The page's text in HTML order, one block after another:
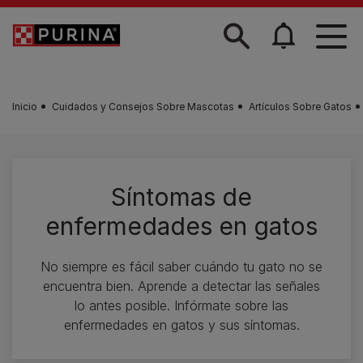
Skip to main content
Inicio Cuidados y Consejos Sobre Mascotas Artículos Sobre Gatos
Síntomas de
enfermedades en gatos
No siempre es fácil saber cuándo tu gato no se
encuentra bien. Aprende a detectar las señales
lo antes posible. Infórmate sobre las
enfermedades en gatos y sus síntomas.